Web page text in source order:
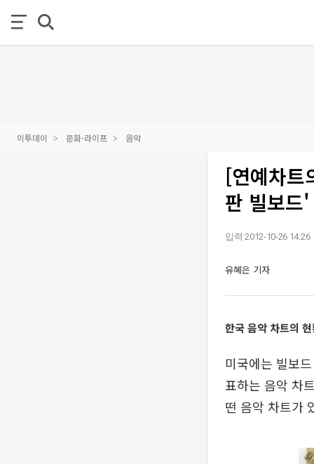
이투데이 문화·라이프 음악
[연예차
판 빌보드'
입력 2012-10-26 14:26
유혜은 기자
한국 음악 차트의
미국에는 빌보
표하는 음악 차
떤 음악 차트가